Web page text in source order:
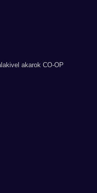
akarok CO-OP